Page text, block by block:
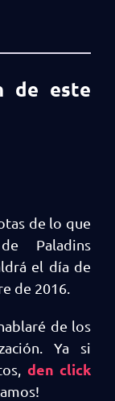
de este
de lo que
Paladins
el día de
de 2016.
de los
Ya si
den click